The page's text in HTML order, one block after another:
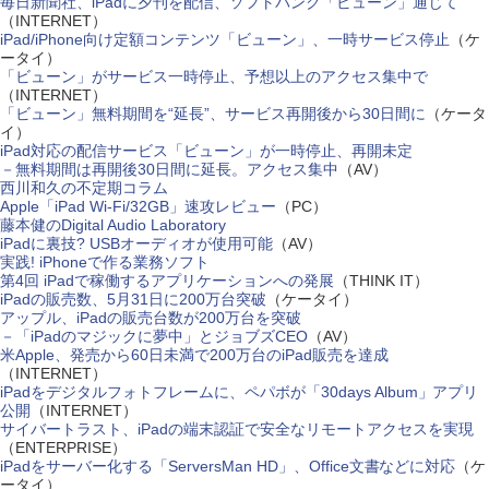
（INTERNET）
iPad/iPhone向け定額コンテンツ「ビューン」、一時サービス停止 （ケ
ータイ）
「ビューン」がサービス一時停止、予想以上のアクセス集中で
（INTERNET）
「ビューン」無料期間を“延長”、サービス再開後から30日間に （ケータ
イ）
iPad対応の配信サービス「ビューン」が一時停止、再開未定
－無料期間は再開後30日間に延長。アクセス集中
（AV）
西川和久の不定期コラム
Apple「iPad Wi-Fi/32GB」速攻レビュー （PC）
藤本健のDigital Audio Laboratory
iPadに裏技? USBオーディオが使用可能（AV）
実践! iPhoneで作る業務ソフト
第4回 iPadで稼働するアプリケーションへの発展 （THINK IT）
iPadの販売数、5月31日に200万台突破 （ケータイ）
アップル、iPadの販売台数が200万台を突破
－「iPadのマジックに夢中」とジョブズCEO（AV）
米Apple、発売から60日未満で200万台のiPad販売を達成
（INTERNET）
iPadをデジタルフォトフレームに、ペパボが「30days Album」アプリ
公開
（INTERNET）
サイバートラスト、iPadの端末認証で安全なリモートアクセスを実現
（ENTERPRISE）
iPadをサーバー化する「ServersMan HD」、Office文書などに対応 （ケ
ータイ）